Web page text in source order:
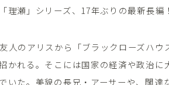
理瀬」シリーズ、17年ぶりの最新長編
人のアリスから「ブラックローズハウ
かれる。そこには国家の経済や政治に
いた。美貌の長兄・アーサーや、闊達